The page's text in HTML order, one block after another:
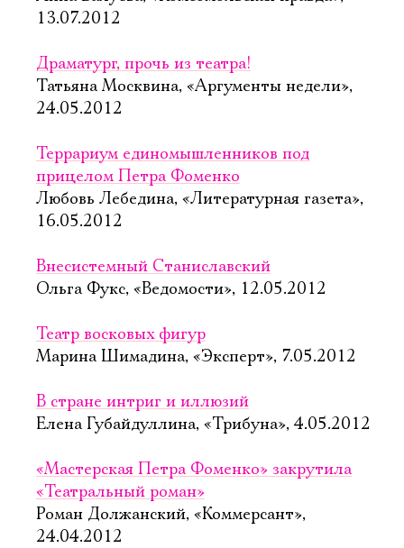
13.07.2012
Драматург, прочь из театра!
Татьяна Москвина, «Аргументы недели»,
24.05.2012
Террариум единомышленников под
прицелом Петра Фоменко
Любовь Лебедина, «Литературная газета»,
16.05.2012
Внесистемный Станиславский
Ольга Фукс, «Ведомости», 12.05.2012
Театр восковых фигур
Марина Шимадина, «Эксперт», 7.05.2012
В стране интриг и иллюзий
Елена Губайдуллина, «Трибуна», 4.05.2012
«Мастерская Петра Фоменко» закрутила
«Театральный роман»
Роман Должанский, «Коммерсант»,
24.04.2012